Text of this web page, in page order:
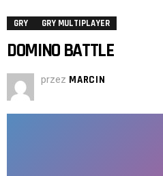
GRY GRY MULTIPLAYER
DOMINO BATTLE
przez MARCIN